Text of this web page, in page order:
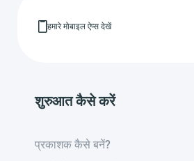
हमारे मोबाइल ऐप्स देखें
शुरुआत कैसे करें
प्रकाशक कैसे बनें?